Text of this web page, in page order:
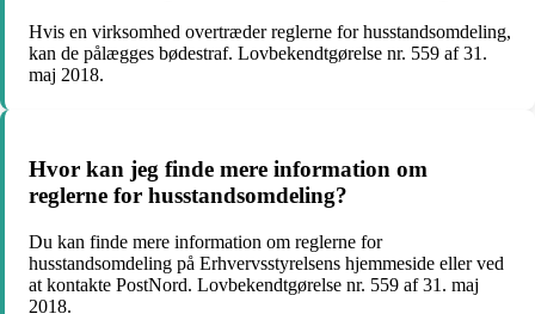
Hvis en virksomhed overtræder reglerne for husstandsomdeling,
kan de pålægges bødestraf. Lovbekendtgørelse nr. 559 af 31.
maj 2018.
Hvor kan jeg finde mere information om
reglerne for husstandsomdeling?
Du kan finde mere information om reglerne for
husstandsomdeling på Erhvervsstyrelsens hjemmeside eller ved
at kontakte PostNord. Lovbekendtgørelse nr. 559 af 31. maj
2018.